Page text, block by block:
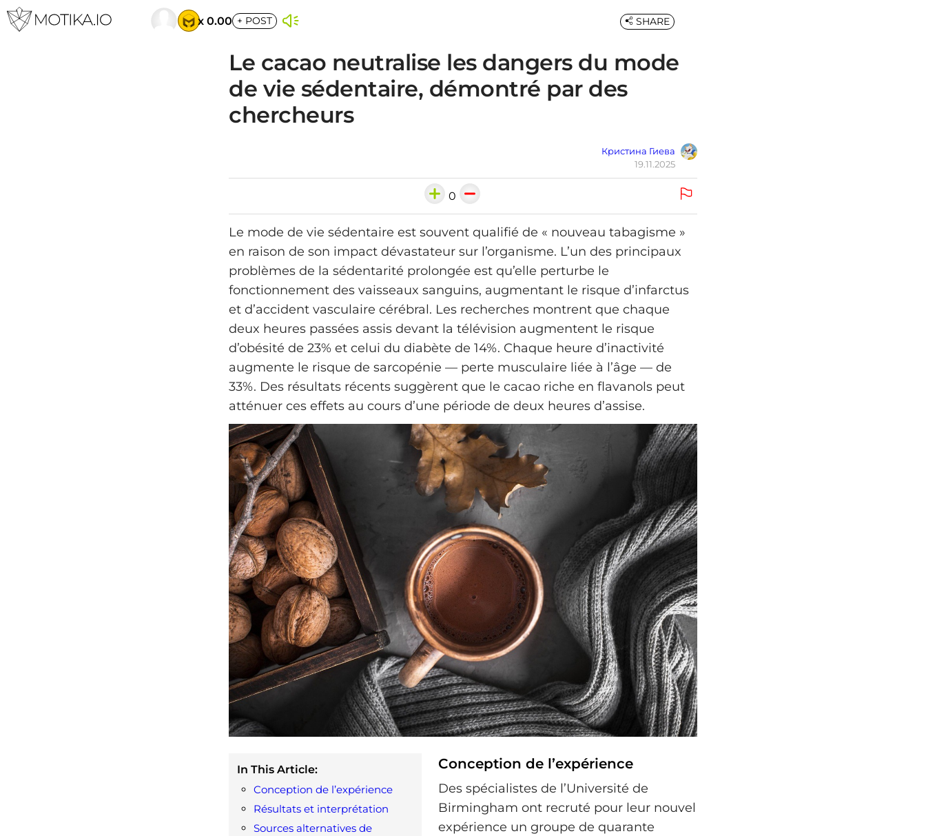
x 0.00 + POST
Le cacao neutralise les dangers du mode
de vie sédentaire, démontré par des
chercheurs
Кристина Гиева
19.11.2025
SHARE
0
Le mode de vie sédentaire est souvent qualifié de « nouveau tabagisme »
en raison de son impact dévastateur sur l’organisme. L’un des principaux
problèmes de la sédentarité prolongée est qu’elle perturbe le
fonctionnement des vaisseaux sanguins, augmentant le risque d’infarctus
et d’accident vasculaire cérébral. Les recherches montrent que chaque
deux heures passées assis devant la télévision augmentent le risque
d’obésité de 23% et celui du diabète de 14%. Chaque heure d’inactivité
augmente le risque de sarcopénie — perte musculaire liée à l’âge — de
33%. Des résultats récents suggèrent que le cacao riche en flavanols peut
atténuer ces effets au cours d’une période de deux heures d’assise.
In This Article:
Conception de l’expérience
Résultats et interprétation
Sources alternatives de
Conception de l’expérience
Des spécialistes de l’Université de
Birmingham ont recruté pour leur nouvel
expérience un groupe de quarante